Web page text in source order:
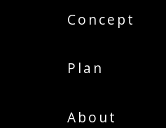
Concept
Plan
About